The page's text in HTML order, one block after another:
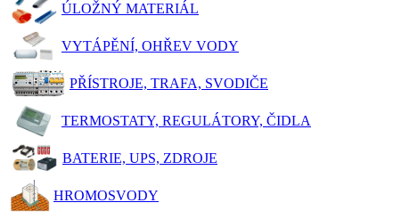
ÚLOŽNÝ MATERIÁL
VYTÁPĚNÍ, OHŘEV VODY
PŘÍSTROJE, TRAFA, SVODIČE
TERMOSTATY, REGULÁTORY, ČIDLA
BATERIE, UPS, ZDROJE
HROMOSVODY